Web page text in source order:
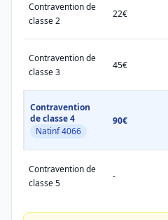
Contravention de
classe 2
22€
Contravention de
classe 3
45€
Contravention
de classe 4
Natinf 4066
90€
Contravention de
classe 5
-